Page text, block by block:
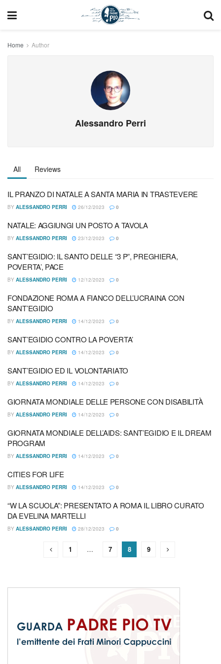
Home Author
Alessandro Perri
All Reviews
IL PRANZO DI NATALE A SANTA MARIA IN TRASTEVERE
BY ALESSANDRO PERRI 26/12/2023 0
NATALE: AGGIUNGI UN POSTO A TAVOLA
BY ALESSANDRO PERRI 23/12/2023 0
SANT’EGIDIO: IL SANTO DELLE “3 P”, PREGHIERA,
POVERTA’, PACE
BY ALESSANDRO PERRI 12/12/2023 0
FONDAZIONE ROMA A FIANCO DELL’UCRAINA CON
SANT’EGIDIO
BY ALESSANDRO PERRI 14/12/2023 0
SANT’EGIDIO CONTRO LA POVERTA’
BY ALESSANDRO PERRI 14/12/2023 0
SANT’EGIDIO ED IL VOLONTARIATO
BY ALESSANDRO PERRI 14/12/2023 0
GIORNATA MONDIALE DELLE PERSONE CON DISABILITÀ
BY ALESSANDRO PERRI 14/12/2023 0
GIORNATA MONDIALE DELL’AIDS: SANT’EGIDIO E IL DREAM
PROGRAM
BY ALESSANDRO PERRI 14/12/2023 0
CITIES FOR LIFE
BY ALESSANDRO PERRI 14/12/2023 0
“W LA SCUOLA”: PRESENTATO A ROMA IL LIBRO CURATO
DA EVELINA MARTELLI
BY ALESSANDRO PERRI 28/12/2023 0
1 … 7 8 9